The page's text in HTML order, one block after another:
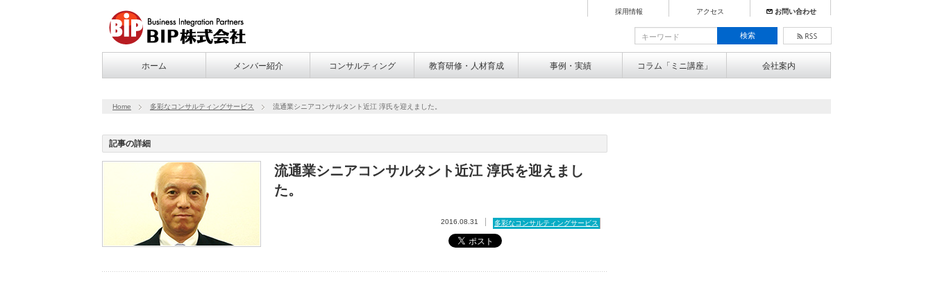
採用情報 アクセス お問い合わせ
ホーム メンバー紹介 コンサルティング 教育研修・人材育成 事例・実績 コラム「ミニ講座」 会社案内
Home 多彩なコンサルティングサービス 流通業シニアコンサルタント近江 淳氏を迎えました。
記事の詳細
流通業シニアコンサルタント近江 淳氏を迎えまし
た。
2016.08.31 多彩なコンサルティングサービス